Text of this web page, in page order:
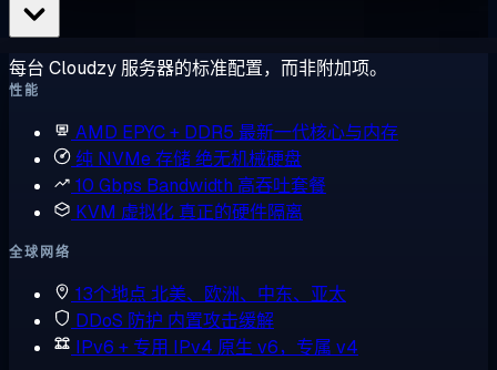
每台 Cloudzy 服务器的标准配置，而非附加项。
性能
AMD EPYC + DDR5 最新一代核心与内存
纯 NVMe 存储绝无机械硬盘
10 Gbps Bandwidth 高吞吐套餐
KVM 虚拟化 真正的硬件隔离
全球网络
13个地点 北美、欧洲、中东、亚太
DDoS 防护 内置攻击缓解
IPv6 + 专用 IPv4 原生 v6，专属 v4